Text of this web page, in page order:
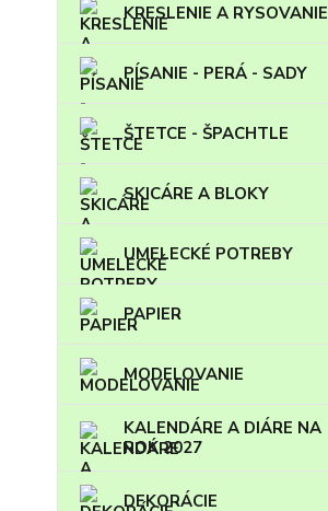
KRESLENIE A RYSOVANIE
PÍSANIE - PERÁ - SADY
ŠTETCE - ŠPACHTLE
SKICÁRE A BLOKY
UMELECKÉ POTREBY
PAPIER
MODELOVANIE
KALENDÁRE A DIÁRE NA
ROK 2027
DEKORÁCIE